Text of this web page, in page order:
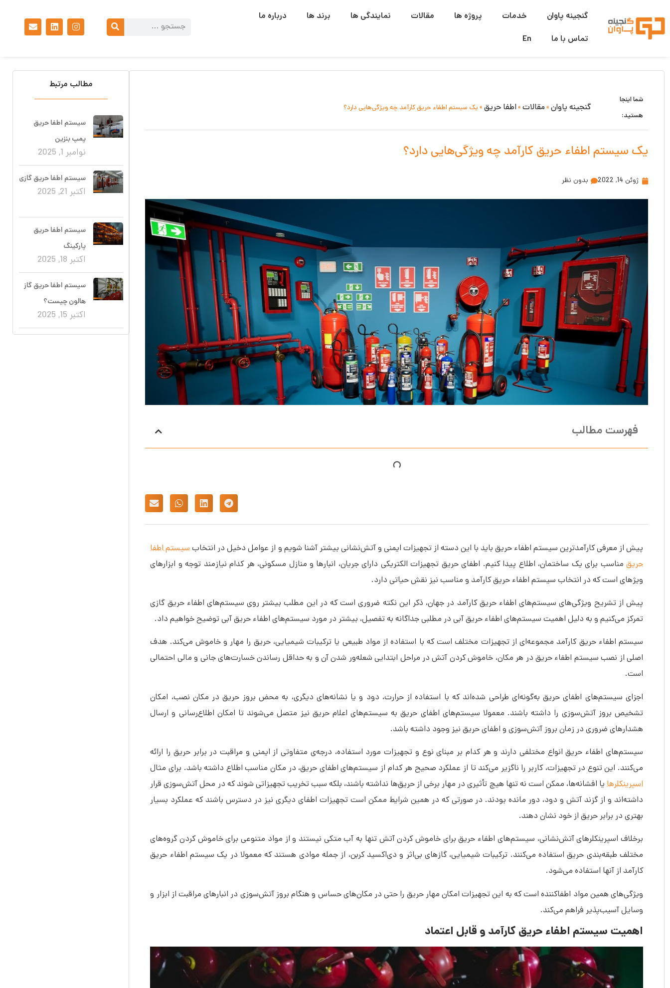
گنجینه پاوان خدمات پروژه ها مقالات نمایندگی ها برند ها
درباره ما
تماس با ما
En
شما اینجا
هستید:
گنجینه پاوان » مقالات »اطفا حریق » یک سیستم اطفاء حریق کارآمد چه ویژگی‌هایی دارد؟
یک سیستم اطفاء حریق کارآمد چه ویژگی‌هایی دارد؟
ژوئن 14, 2022 بدون نظر
فهرست مطالب
پیش از معرفی کارآمدترین سیستم اطفاء حریق باید با این دسته از تجهیزات ایمنی و آتش‌نشانی بیشتر آشنا شویم و از عوامل دخیل در انتخابسیستم اطفا
حریق مناسب برای یک ساختمان، اطلاع پیدا کنیم. اطفای حریق تجهیزات الکتریکی دارای جریان، انبارها و منازل مسکونی، هر کدام نیازمند توجه و ابزارهای
ویژه‎ای است که در انتخاب سیستم اطفاء حریق کارآمد و مناسب نیز نقش حیاتی دارد.
پیش از تشریح ویژگی‌های سیستم‌های اطفاء حریق کارآمد در جهان، ذکر این نکته ضروری است که در این مطلب بیشتر روی سیستم‌های اطفاء حریق گازی
تمرکز می‌کنیم و به دلیل اهمیت سیستم‌های اطفاء حریق آبی در مطلبی جداگانه به تفصیل، بیشتر در مورد سیستم‌های اطفاء حریق آبی توضیح خواهیم داد.
سیستم اطفاء حریق کارآمد مجموعه‌ای از تجهیزات مختلف است که با استفاده از مواد طبیعی یا ترکیبات شیمیایی، حریق را مهار و خاموش می‌کند. هدف
اصلی از نصب سیستم اطفاء حریق در هر مکان، خاموش کردن آتش در مراحل ابتدایی شعله‌ور شدن آن و به حداقل رساندن خسارت‌های جانی و مالی احتمالی
است.
اجزای سیستم‌های اطفای حریق به‌گونه‌ای طراحی شده‌اند که با استفاده از حرارت، دود و یا نشانه‌های دیگری، به محض بروز حریق در مکان نصب، امکان
تشخیص بروز آتش‌سوزی را داشته باشند. معمولا سیستم‌های اطفای حریق به سیستم‌های اعلام حریق نیز متصل می‌شوند تا امکان اطلاع‌رسانی و ارسال
هشدارهای ضروری در زمان بروز آتش‌سوزی و اطفای حریق نیز وجود داشته باشد.
سیستم‌های اطفاء حریق انواع مختلفی دارند و هر کدام بر مبنای نوع و تجهیزات مورد استفاده، درجه‌ی متفاوتی از ایمنی و مراقبت در برابر حریق را ارائه
می‌کنند. این تنوع در تجهیزات، کاربر را ناگزیر می‌کند تا از عملکرد صحیح هر کدام از سیستم‌های اطفای حریق، در مکان مناسب اطلاع داشته باشد. برای مثال
اسپرینکلرها یا افشانه‌ها، ممکن است نه تنها هیچ تأثیری در مهار برخی از حریق‌ها نداشته باشند، بلکه سبب تخریب تجهیزاتی شوند که در محل آتش‌سوزی قرار
داشته‌اند و از گزند آتش و دود، دور مانده بودند. در صورتی که در همین شرایط ممکن است تجهیزات اطفای دیگری نیز در دسترس باشند که عملکرد بسیار
بهتری در برابر حریق از خود نشان دهند.
برخلاف اسپرینکلرهای آتش‌نشانی، سیستم‌های اطفاء حریق برای خاموش کردن آتش تنها به آب متکی نیستند و از مواد متنوعی برای خاموش کردن گروه‌های
مختلف طبقه‌بندی حریق استفاده می‌کنند. ترکیبات شیمیایی، گازهای بی‌اثر و دی‌اکسید کربن، از جمله موادی هستند که معمولا در یک سیستم اطفاء حریق
کارآمد از آن‎ها استفاده می‌شود.
ویژگی‌های همین مواد اطفاکننده است که به این تجهیزات امکان مهار حریق را حتی در مکان‌های حساس و هنگام بروز آتش‌سوزی در انبارهای مراقبت از ابزار و
وسایل آسیب‌پذیر فراهم می‌کند.
اهمیت سیستم‌ اطفاء حریق کارآمد و قابل اعتماد
مطالب مرتبط
سیستم اطفا حریق
پمپ بنزین
نوامبر 1, 2025
سیستم اطفا حریق گازی
اکتبر 21, 2025
سیستم اطفا حریق
پارکینگ
اکتبر 18, 2025
سیستم اطفا حریق گاز
هالون چیست؟
اکتبر 15, 2025